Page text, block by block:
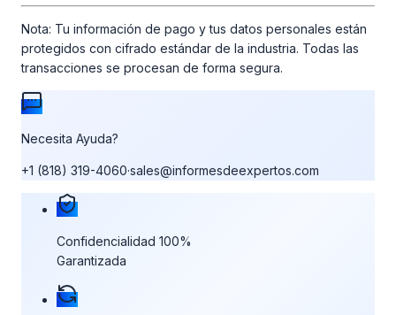
Nota: Tu información de pago y tus datos personales están
protegidos con cifrado estándar de la industria. Todas las
transacciones se procesan de forma segura.
Necesita Ayuda?
+1 (818) 319-4060·sales@informesdeexpertos.com
Nuestras garantías de compra
Confidencialidad 100%
Garantizada